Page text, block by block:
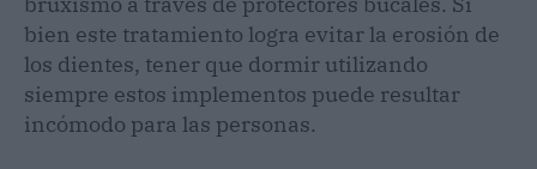
bien este tratamiento logra evitar la erosión de
los dientes, tener que dormir utilizando
siempre estos implementos puede resultar
incómodo para las personas.